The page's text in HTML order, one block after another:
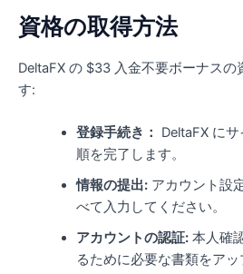
資格の取得方法
DeltaFX の $33 入金不要ボーナスの
す:
登録手続き：
DeltaFX に
順を完了します。
情報の提出:アカウント設
べて入力してください。
アカウントの認証:本人確
るために必要な書類をアッ